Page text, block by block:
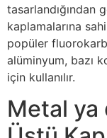
tasarlandığından
kaplamalarına
popüler
alüminyum, bazı
için kullanılır.
Metal ya